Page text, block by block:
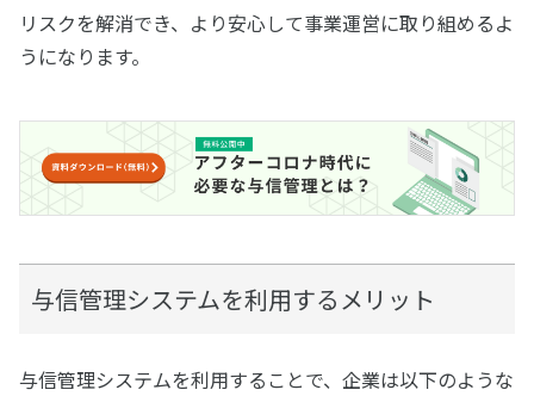
リスクを解消でき、より安心して事業運営に取り組めるよ
うになります。
与信管理システムを利用するメリット
与信管理システムを利用することで、企業は以下のような